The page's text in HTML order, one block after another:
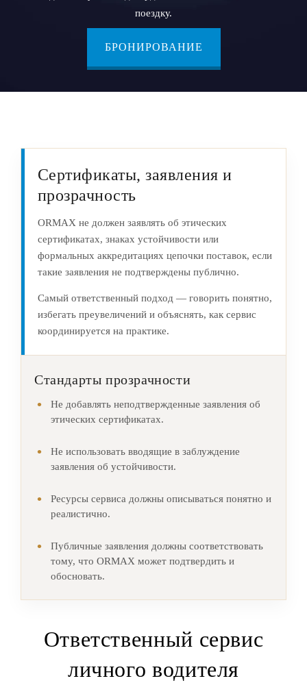
поездку.
БРОНИРОВАНИЕ
Сертификаты, заявления и
прозрачность
ORMAX не должен заявлять об этических
сертификатах, знаках устойчивости или
формальных аккредитациях цепочки поставок, если
такие заявления не подтверждены публично.
Самый ответственный подход — говорить понятно,
избегать преувеличений и объяснять, как сервис
координируется на практике.
Стандарты прозрачности
Не добавлять неподтвержденные заявления об
этических сертификатах.
Не использовать вводящие в заблуждение
заявления об устойчивости.
Ресурсы сервиса должны описываться понятно и
реалистично.
Публичные заявления должны соответствовать
тому, что ORMAX может подтвердить и
обосновать.
Ответственный сервис
личного водителя